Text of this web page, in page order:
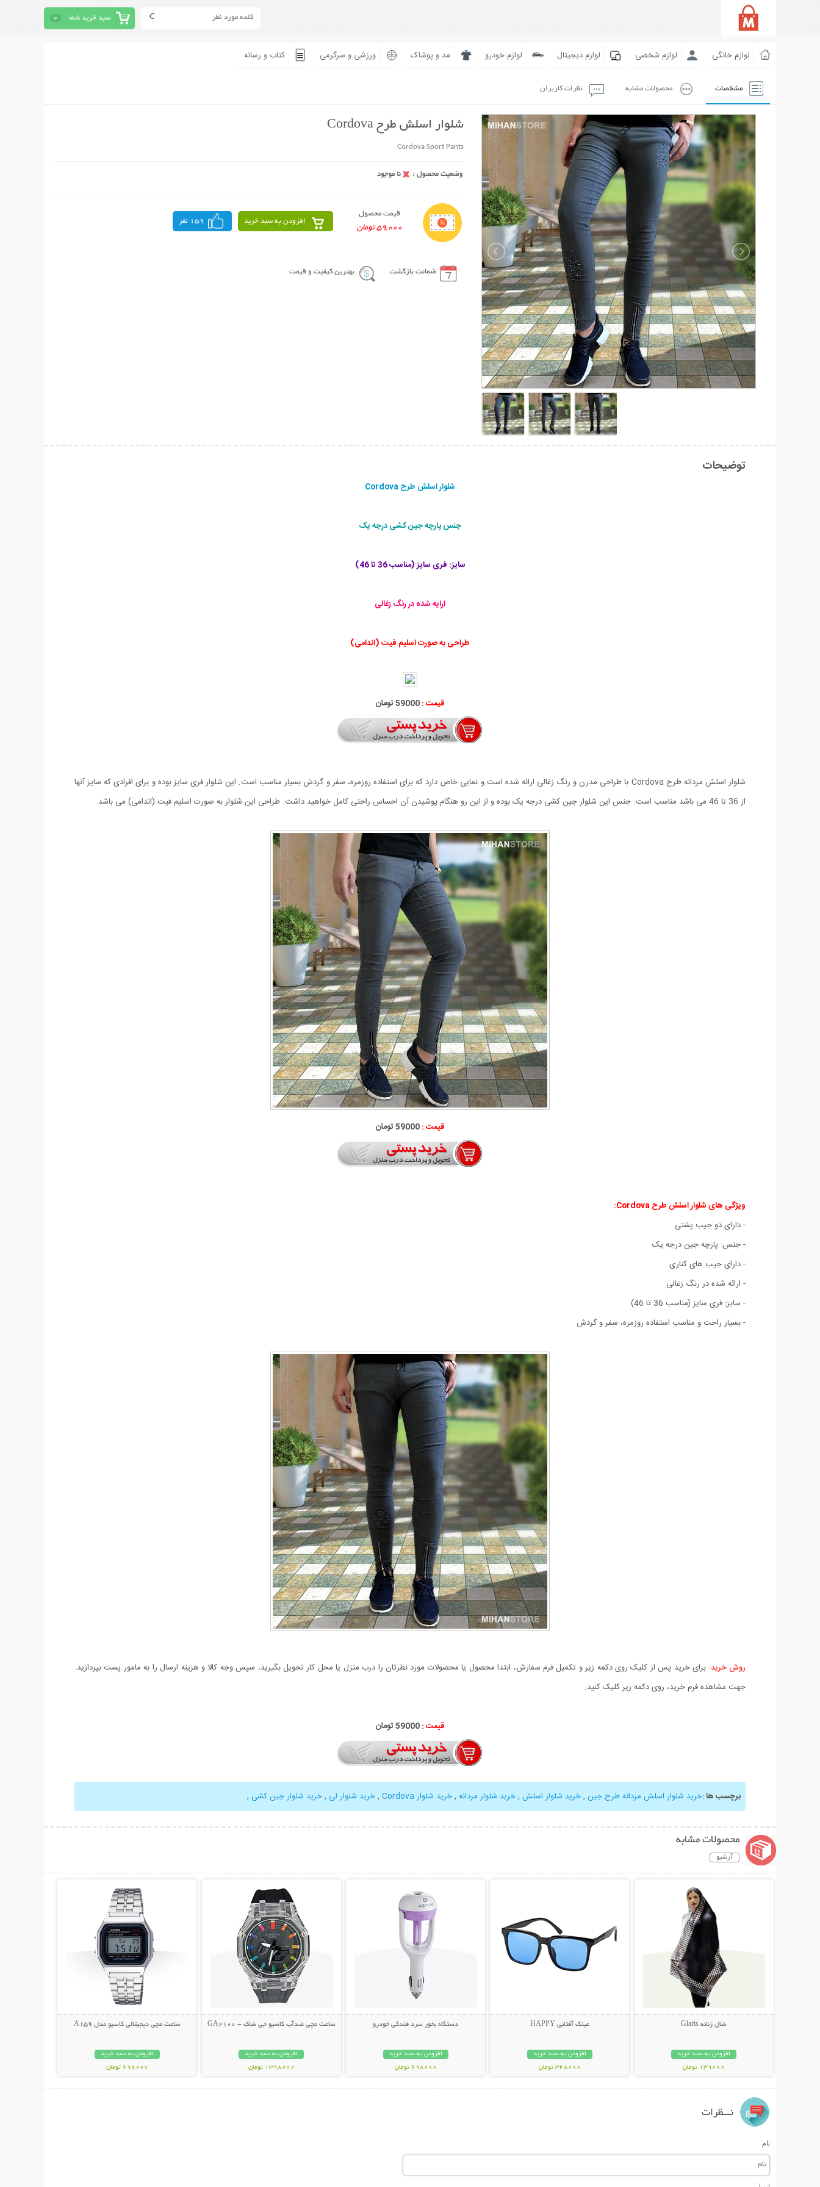
سبد خرید شما 0
لوازم خانگی لوازم شخصی لوازم دیجیتال لوازم خودرو مد و پوشاک ورزشی و سرگرمی کتاب و رسانه
مشخصات محصولات مشابه نظرات کاربران
شلوار اسلش طرح Cordova
Cordova Sport Pants
قیمت محصول
59,000 تومان
افزودن به سبد خرید 159 نفر
ضمانت بازگشت بهترین کیفیت و قیمت
توضیحات
شلوار اسلش طرح Cordova
جنس پارچه جین کشی درجه یک
سایز: فری سایز (مناسب 36 تا 46)
ارایه شده در رنگ زغالی
طراحی به صورت اسلیم فیت (اندامی)
قیمت :59000 تومان
شلوار اسلش مردانه طرح Cordova با طراحی مدرن و رنگ زغالی ارائه شده است و نمایی خاص دارد که برای استفاده روزمره، سفر و گردش بسیار مناسب است. این شلوار فری سایز بوده و برای افرادی که سایز آنها
از 36 تا 46 می باشد مناسب است. جنس این شلوار جین کشی درجه یک بوده و از این رو هنگام پوشیدن آن احساس راحتی کامل خواهید داشت. طراحی این شلوار به صورت اسلیم فیت (اندامی) می باشد.
قیمت :59000 تومان
ویژگی های شلوار اسلش طرح Cordova:
- دارای دو جیب پشتی
- جنس: پارچه جین درجه یک
- دارای جیب های کناری
- ارائه شده در رنگ زغالی
- سایز: فری سایز (مناسب 36 تا 46)
- بسیار راحت و مناسب استفاده روزمره، سفر و گردش
روش خرید: برای خرید پس از کلیک روی دکمه زیر و تکمیل فرم سفارش، ابتدا محصول یا محصولات مورد نظرتان را درب منزل یا محل کار تحویل بگیرید، سپس وجه کالا و هزینه ارسال را به مامور پست بپردازید.
جهت مشاهده فرم خرید، روی دکمه زیر کلیک کنید.
قیمت :59000 تومان
برچسب ها:خرید شلوار اسلش مردانه طرح جين ,خرید شلوار اسلش ,خرید شلوار مردانه ,خرید شلوار Cordova ,خرید شلوار لی ,خرید شلوار جین کشی ,
محصولات مشابه
آرشیو
شال زنانه Glaris
افزودن به سبد خرید
139000 تومان
عینک آفتابی HAPPY
افزودن به سبد خرید
348000 تومان
دستگاه بخور سرد فندکی خودرو
افزودن به سبد خرید
698000 تومان
ساعت مچی ضدآب کاسیو جی شاک - GA2100
افزودن به سبد خرید
1398000 تومان
ساعت مچی دیجیتالی کاسیو مدل A159
افزودن به سبد خرید
698000 تومان
نـــظرات
نام